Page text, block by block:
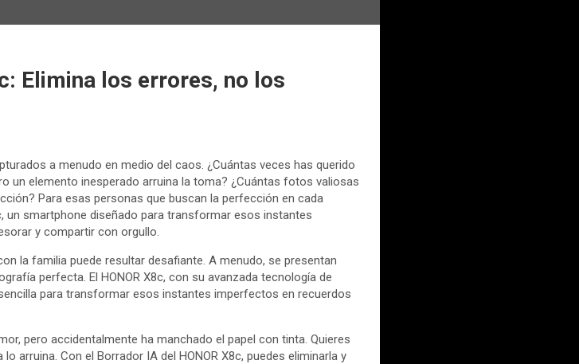
Elimina los errores, no los
a menudo en medio del caos. ¿Cuántas veces has querido
un elemento inesperado arruina la toma? ¿Cuántas fotos valiosas
Para esas personas que buscan la perfección en cada
un smartphone diseñado para transformar esos instantes
y compartir con orgullo.
la familia puede resultar desafiante. A menudo, se presentan
perfecta. El HONOR X8c, con su avanzada tecnología de
para transformar esos instantes imperfectos en recuerdos
pero accidentalmente ha manchado el papel con tinta. Quieres
arruina. Con el Borrador IA del HONOR X8c, puedes eliminarla y